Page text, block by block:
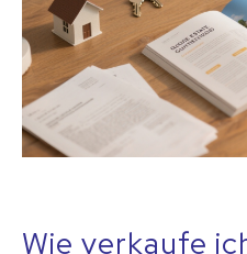
Wie verkaufe